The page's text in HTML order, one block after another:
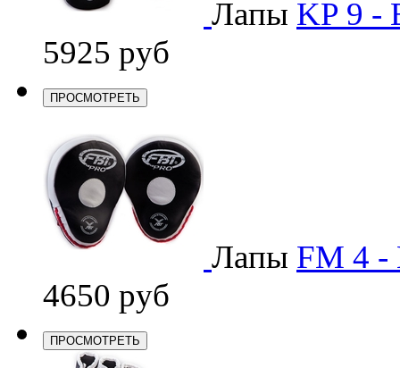
Лапы KP 9 -
5925 руб
ПРОСМОТРЕТЬ
Лапы FM 4 -
4650 руб
ПРОСМОТРЕТЬ